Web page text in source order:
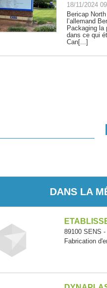
18/11/2024
Bericap
l’allemand
Packaging la
dans ce qui
Can[...]
DANS LA
89100 SENS
Fabrication